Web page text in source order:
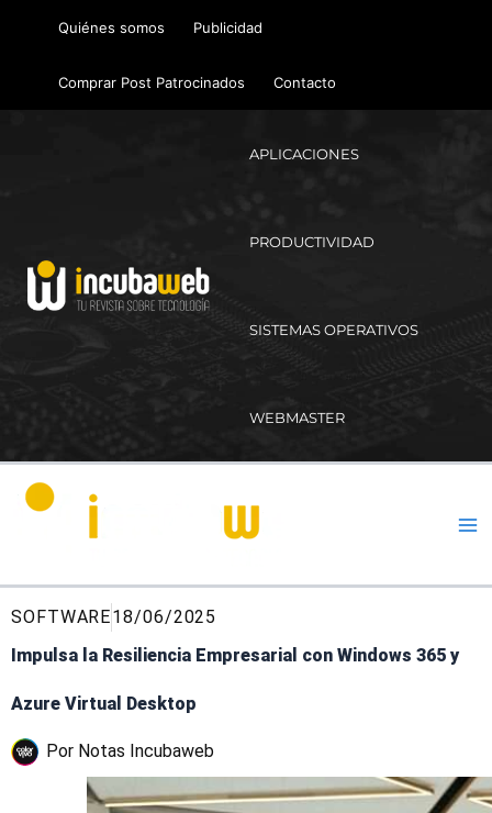
Quiénes somos Publicidad
Comprar Post Patrocinados Contacto
APLICACIONES
PRODUCTIVIDAD
SISTEMAS OPERATIVOS
WEBMASTER
SOFTWARE18/06/2025
Impulsa la Resiliencia Empresarial con Windows 365 y
Azure Virtual Desktop
Por Notas Incubaweb